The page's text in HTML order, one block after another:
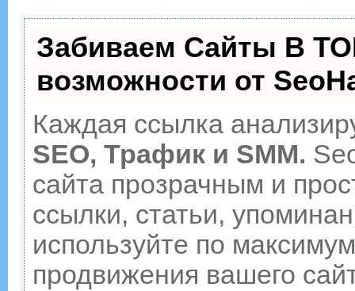
Забиваем Сайты В
возможности от
Каждая ссылка
SEO, Трафик и SMM.
сайта прозрачным и
ссылки, статьи,
используйте по
продвижения вашего